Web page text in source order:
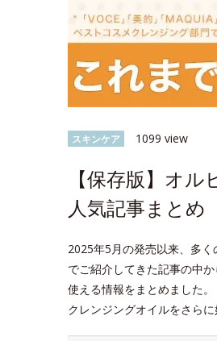
スキンケア 1099 view
【保存版】オ
人気記事まとめ
2025年5月の発売以来、多
でご紹介してきた記事の中
使える情報をまとめました。
クレンジングオイルをさら